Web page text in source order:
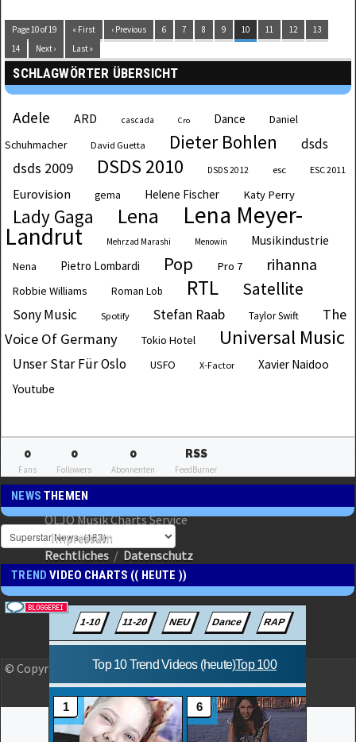
Page 10 of 19 « First ‹ Previous 6 7 8 9 10 11 12
13
14
Next › Last »
SCHLAGWÖRTER ÜBERSICHT
Adele ARD cascada Cro Dance
Daniel
Schuhmacher
David Guetta Dieter Bohlen dsds
dsds 2009 DSDS 2010 DSDS 2012 esc ESC 2011
Eurovision gema Helene Fischer Katy Perry
Lady Gaga Lena Lena Meyer-
Landrut Mehrzad Marashi Menowin Musikindustrie
Nena Pietro Lombardi Pop Pro 7 rihanna
Robbie Williams Roman Lob RTL Satellite
Sony Music Spotify Stefan Raab Taylor Swift
The
Voice Of Germany
Tokio Hotel Universal Music
Unser Star Für Oslo USFO X-Factor
Xavier Naidoo
Youtube
0
Fans
0
Followers
0
Abonnenten
RSS
FeedBurner
NEWSTHEMEN
TRENDVIDEO CHARTS (( HEUTE ))
OLJO Musik Charts Service
Impressum
Rechtliches / Datenschutz
© Copyright 2023 OLJO